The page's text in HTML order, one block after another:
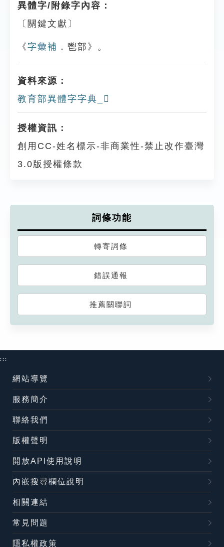
異體字/附錄字內容：
〔關鍵文獻〕
《字彙補 ．鬯部》。
資料來源：
教育部異體字字典_𩰧
授權資訊：
創用CC-姓名標示-非商業性-禁止改作臺灣
3.0版授權條款
詞條功能
轉寄詞條
錯誤通報
推薦關聯詞
:::
網站導覽
服務簡介
聯絡我們
版權聲明
開放API使用說明
內嵌搜尋欄位說明
相關連結
常見問題
隱私權政策